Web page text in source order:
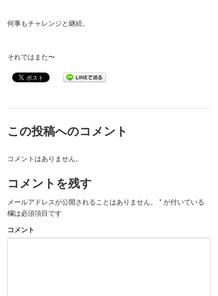
何事もチャレンジと継続。
それではまた〜
この投稿へのコメント
コメントはありません。
コメントを残す
メールアドレスが公開されることはありません。 * が付いている
欄は必須項目です
コメント